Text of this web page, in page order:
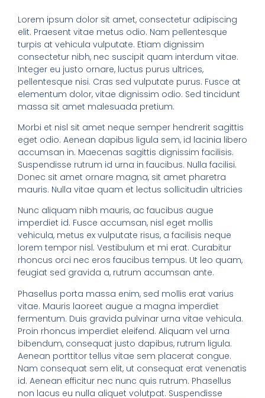
Lorem ipsum dolor sit amet, consectetur adipiscing
elit. Praesent vitae metus odio. Nam pellentesque
turpis at vehicula vulputate. Etiam dignissim
consectetur nibh, nec suscipit quam interdum vitae.
Integer eu justo ornare, luctus purus ultrices,
pellentesque nisi. Cras sed vulputate purus. Fusce at
elementum dolor, vitae dignissim odio. Sed tincidunt
massa sit amet malesuada pretium.
Morbi et nisl sit amet neque semper hendrerit sagittis
eget odio. Aenean dapibus ligula sem, id lacinia libero
accumsan in. Maecenas sagittis dignissim facilisis.
Suspendisse rutrum id urna in faucibus. Nulla facilisi.
Donec sit amet ornare magna, sit amet pharetra
mauris. Nulla vitae quam et lectus sollicitudin ultricies
Nunc aliquam nibh mauris, ac faucibus augue
imperdiet id. Fusce accumsan, nisl eget mollis
vehicula, metus ex vulputate risus, a facilisis neque
lorem tempor nisl. Vestibulum et mi erat. Curabitur
rhoncus orci nec eros faucibus tempus. Ut leo quam,
feugiat sed gravida a, rutrum accumsan ante.
Phasellus porta massa enim, sed mollis erat varius
vitae. Mauris laoreet augue a magna imperdiet
fermentum. Duis gravida pulvinar urna vitae vehicula.
Proin rhoncus imperdiet eleifend. Aliquam vel urna
bibendum, consequat justo dapibus, rutrum ligula.
Aenean porttitor tellus vitae sem placerat congue.
Nam consequat sem elit, ut consequat erat venenatis
id. Aenean efficitur nec nunc quis rutrum. Phasellus
non lacus eu nulla aliquet volutpat. Suspendisse